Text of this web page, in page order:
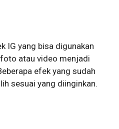
IG yang bisa digunakan
atau video menjadi
efek yang sudah
sesuai yang diinginkan.